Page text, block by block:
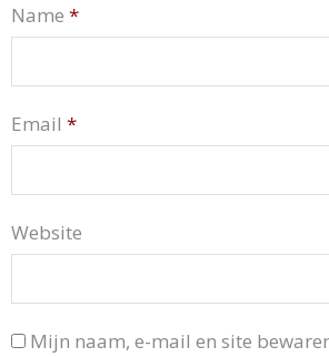
Name *
Email *
Website
Mijn naam, e-mail en site